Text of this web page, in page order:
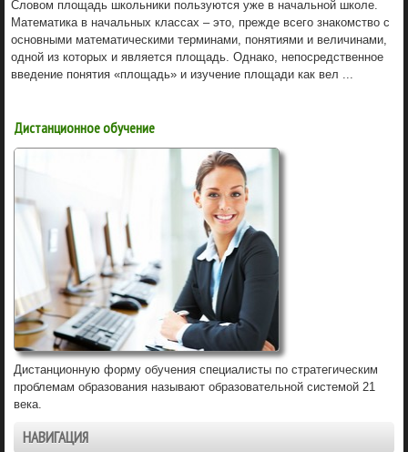
Словом площадь школьники пользуются уже в начальной школе.
Математика в начальных классах – это, прежде всего знакомство с
основными математическими терминами, понятиями и величинами,
одной из которых и является площадь. Однако, непосредственное
введение понятия «площадь» и изучение площади как вел ...
Дистанционное обучение
Дистанционную форму обучения специалисты по стратегическим
проблемам образования называют образовательной системой 21
века.
НАВИГАЦИЯ